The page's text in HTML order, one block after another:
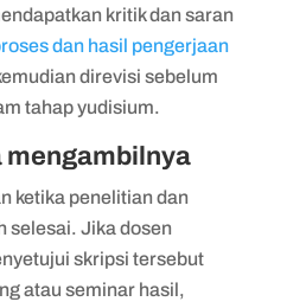
kritik dan saran
dan hasil pengerjaan
direvisi sebelum
tahap yudisium.
mengambilnya
ketika penelitian dan
selesai. Jika dosen
skripsi tersebut
atau seminar hasil,